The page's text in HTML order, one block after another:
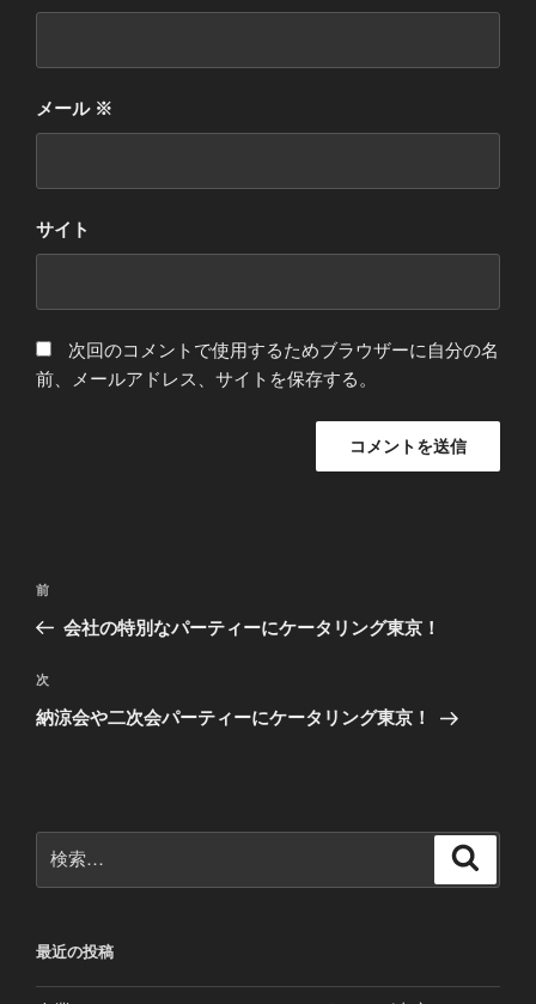
メール ※
サイト
次回のコメントで使用するためブラウザーに自分の名
前、メールアドレス、サイトを保存する。
投
ナ
ビ
ゲ
ン
前
の
稿
前
会社の特別なパーティーにケータリング東京！
次
の
次
納涼会や二次会パーティーにケータリング東京！
索:
最近の投稿